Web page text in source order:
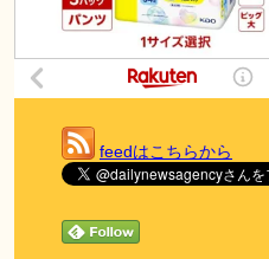
feedはこちらから